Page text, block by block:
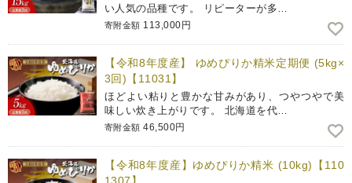
い人気の品種です。 リピーターが多…
寄附金額 113,000円
【令和8年度産】 ゆめぴりか精米定期便 (5kg×
3回)【11031】
ほどよい粘りと豊かな甘みがあり、つやつやで美
味しい炊き上がりです。 北海道を代…
寄附金額 46,500円
【令和8年度産】ゆめぴりか精米 (10kg)【110